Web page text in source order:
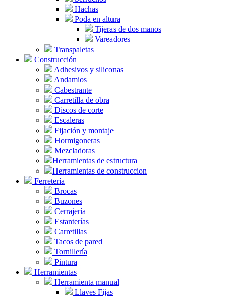
Hachas
Poda en altura
Tijeras de dos manos
Vareadores
Transpaletas
Construcción
Adhesivos y siliconas
Andamios
Cabestrante
Carretilla de obra
Discos de corte
Escaleras
Fijación y montaje
Hormigoneras
Mezcladoras
Herramientas de estructura
Herramientas de construccion
Ferretería
Brocas
Buzones
Cerrajería
Estanterías
Carretillas
Tacos de pared
Tornillería
Pintura
Herramientas
Herramienta manual
Llaves Fijas